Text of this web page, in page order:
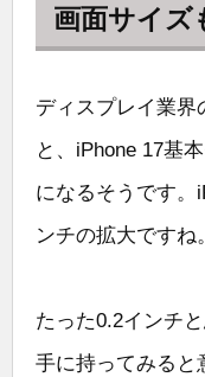
画面サイズ
ディスプレイ業界
と、iPhone 17基
になるそうです。
ンチの拡大ですね。
たった0.2インチ
手に持ってみると